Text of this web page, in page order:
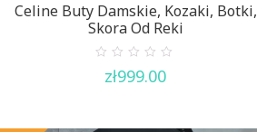
Celine Buty Damskie, Kozaki, Botki,
Skora Od Reki
out
zł999.00